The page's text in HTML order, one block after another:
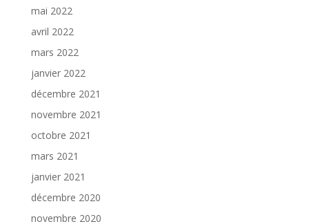
mai 2022
avril 2022
mars 2022
janvier 2022
décembre 2021
novembre 2021
octobre 2021
mars 2021
janvier 2021
décembre 2020
novembre 2020